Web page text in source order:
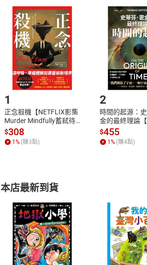
且已下載/存取電子書，不得請求退貨
退貨方式：您欲取消訂單或辦理退貨
貨」，本店鋪將依您的申請進行審核
請注意，樂天市場須以整筆訂單為單
挑選商品
Choose
放入
購書後，如何開始使用？
Step1.選擇閱讀載具
付款方式
1
正念殺機【NETFLIX影集
Murder Mindfully蓄弒待
發】【電子書】
$308
1 % (賺3點)
2
時間的起源：
金的最終理論【
$455
1 % (賺4點)
本店最新到貨